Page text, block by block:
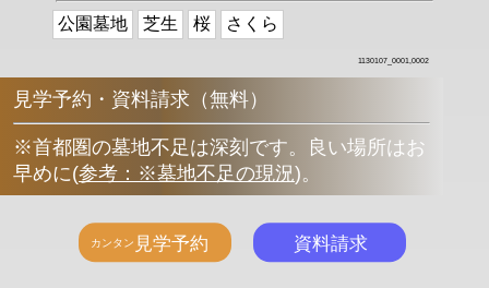
公園墓地 芝生 桜 さくら
1130107_0001,0002
見学予約・資料請求（無料）
※首都圏の墓地不足は深刻です。良い場所はお
早めに(参考：※墓地不足の現況)。